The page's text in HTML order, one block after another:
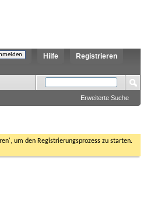
Registrieren
Hilfe
Erweiterte Suche
um den Registrierungsprozess zu starten.